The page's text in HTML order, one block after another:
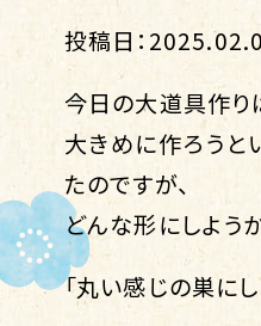
投稿日：
今日の大道具作り
大きめに作ろうと
たのですが、
どんな形にしよう
「丸い感じの巣にし